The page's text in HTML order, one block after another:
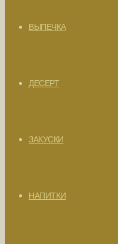
ВЫПЕЧКА
ДЕСЕРТ
ЗАКУСКИ
НАПИТКИ